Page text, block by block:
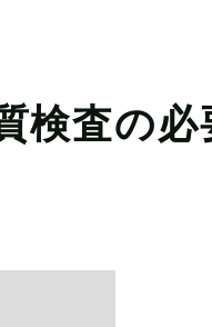
査の必